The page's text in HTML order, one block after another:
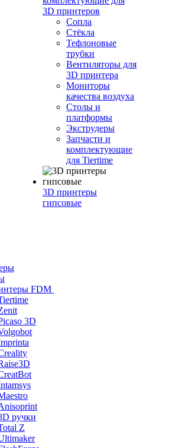
3D принтеров
Сопла
Cтёкла
Тефлоновые
трубки
Вентиляторы для
3D принтера
Мониторы
качества воздуха
Столы и
платформы
Экструдеры
Запчасти и
комплектующие
для Tiertime
3D принтеры
гипсовые
FDM
3D
ручки
Z